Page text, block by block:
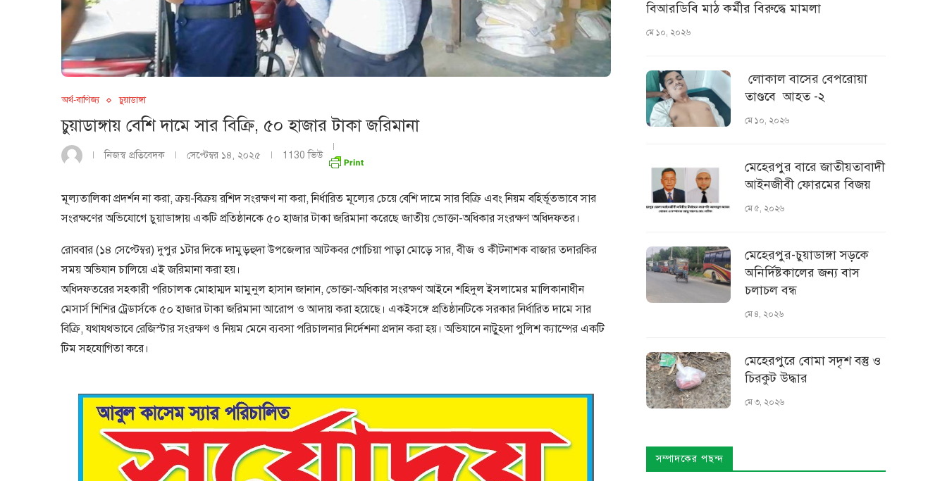
অর্থ-বাণিজ্য চুয়াডাঙ্গা
চুয়াডাঙ্গায় বেশি দামে সার বিক্রি, ৫০ হাজার টাকা জরিমানা
নিজস্ব প্রতিবেদক সেপ্টেম্বর ১৪, ২০২৫ 1130 ভিউ
মূল্যতালিকা প্রদর্শন না করা, ক্রয়-বিক্রয় রশিদ সংরক্ষণ না করা, নির্ধারিত মূল্যের চেয়ে বেশি দামে সার বিক্রি এবং নিয়ম বহির্ভূতভাবে সার
সংরক্ষণের অভিযোগে চুয়াডাঙ্গায় একটি প্রতিষ্ঠানকে ৫০ হাজার টাকা জরিমানা করেছে জাতীয় ভোক্তা-অধিকার সংরক্ষণ অধিদফতর।
রোববার (১৪ সেপ্টেম্বর) দুপুর ১টার দিকে দামুড়হুদা উপজেলার আটকবর গোচিয়া পাড়া মোড়ে সার, বীজ ও কীটনাশক বাজার তদারকির
সময় অভিযান চালিয়ে এই জরিমানা করা হয়।
অধিদফতরের সহকারী পরিচালক মোহাম্মদ মামুনুল হাসান জানান, ভোক্তা-অধিকার সংরক্ষণ আইনে শহিদুল ইসলামের মালিকানাধীন
মেসার্স শিশির ট্রেডার্সকে ৫০ হাজার টাকা জরিমানা আরোপ ও আদায় করা হয়েছে। একইসঙ্গে প্রতিষ্ঠানটিকে সরকার নির্ধারিত দামে সার
বিক্রি, যথাযথভাবে রেজিস্টার সংরক্ষণ ও নিয়ম মেনে ব্যবসা পরিচালনার নির্দেশনা প্রদান করা হয়। অভিযানে নাটুূহদা পুলিশ ক্যাম্পের একটি
টিম সহযোগিতা করে।
বিআরডিবি মাঠ কর্মীর বিরুদ্ধে মামলা
মে ১০, ২০২৬
লোকাল বাসের বেপরোয়া
তাণ্ডবে আহত -২
মে ১০, ২০২৬
মেহেরপুর বারে জাতীয়তাবাদী
আইনজীবী ফোরমের বিজয়
মে ৫, ২০২৬
মেহেরপুর-চুয়াডাঙ্গা সড়কে
অনির্দিষ্টকালের জন্য বাস
চলাচল বন্ধ
মে ৪, ২০২৬
মেহেরপুরে বোমা সদৃশ বস্তু ও
চিরকুট উদ্ধার
মে ৩, ২০২৬
সম্পাদকের পছন্দ